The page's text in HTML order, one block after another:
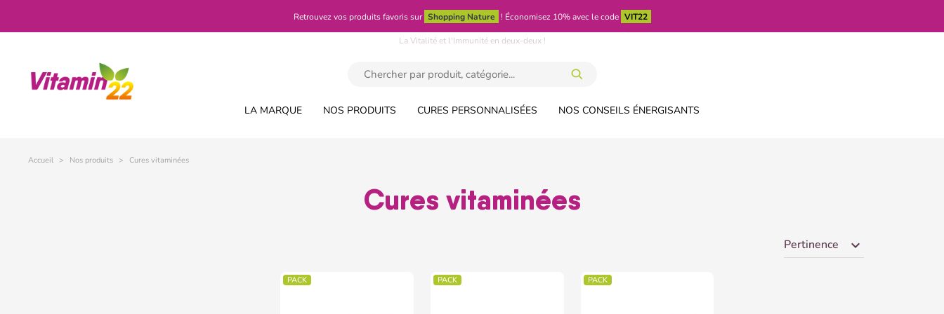
Retrouvez vos produits favoris sur Shopping Nature ! Économisez 10% avec le code VIT22
La Vitalité et l'Immunité en deux-deux !
LA MARQUE NOS PRODUITS CURES PERSONNALISÉES NOS CONSEILS ÉNERGISANTS
Accueil Nos produits Cures vitaminées
Cures vitaminées
Pertinence expand_more
PACK PACK PACK